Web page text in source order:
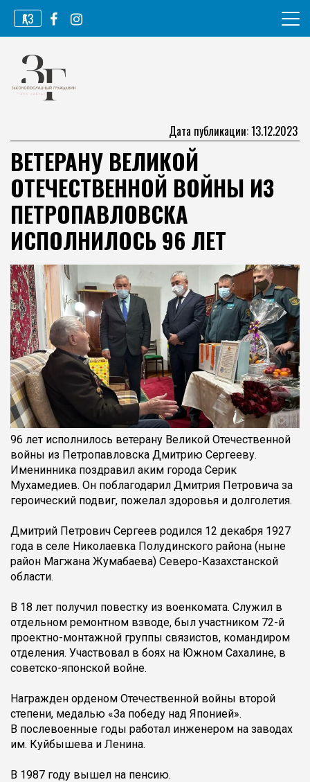
Перейти
содержимому
ҚАЗ
Законопослушный гражданин
Дата публикации: 13.12.2023
ВЕТЕРАНУ ВЕЛИКОЙ
ОТЕЧЕСТВЕННОЙ ВОЙНЫ ИЗ
ПЕТРОПАВЛОВСКА
ИСПОЛНИЛОСЬ 96 ЛЕТ
96 лет исполнилось ветерану Великой Отечественной
войны из Петропавловска Дмитрию Сергееву.
Именинника поздравил аким города Серик
Мухамедиев. Он поблагодарил Дмитрия Петровича за
героический подвиг, пожелал здоровья и долголетия.
Дмитрий Петрович Сергеев родился 12 декабря 1927
года в селе Николаевка Полудинского района (ныне
район Магжана Жумабаева) Северо-Казахстанской
области.
В 18 лет получил повестку из военкомата. Служил в
отдельном ремонтном взводе, был участником 72-й
проектно-монтажной группы связистов, командиром
отделения. Участвовал в боях на Южном Сахалине, в
советско-японской войне.
Награжден орденом Отечественной войны второй
степени, медалью «За победу над Японией».
В послевоенные годы работал инженером на заводах
им. Куйбышева и Ленина.
В 1987 году вышел на пенсию.